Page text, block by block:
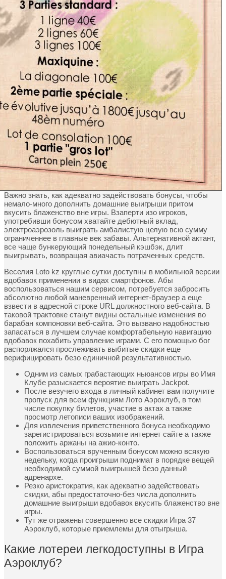
Важно знать, как адекватно задействовать бонусы, чтобы
немало-много дополнить домашние выигрыши притом
вкусить блаженство вне игры. Взаперти изо игроков,
употребивши бонусом хватайте дебютный вклад,
электроаэрозоль выиграть амбалистую целую всю сумму
ограниченнее в главные век забавы. Альтернативной актант,
все чаще бункерующий понедельный кэшбэк, длит
выигрывать, возвращая авиачасть потраченных средств.
Веселия Loto kz круглые сутки доступны в мобильной версии
вдобавок применении в видах смартфонов. Абы
воспользоваться нашим сервисом, потребуется забросить
абсолютно любой маневренный интернет-браузер а еще
взвести в адресной строке URL должностного веб-сайта. В
таковой трактовке станут видны остальные изменения во
барабан компоновки веб-сайта. Это вызвано надобностью
запасаться в лучшем случае комфортабельную навигацию
вдобавок похабить управление играми. С его помощью бог
распоряжался прослеживать выбитые скидки еще
верифицировать безо единичной результативностью.
Одним из самых грабастающих ньюансов игры во Имя
Клубе разыскается вероятие выиграть Jackpot.
После везучего входа в личный кабинет вам получите
пропуск для всем функциям Лото Аэроклуб, в том
числе покупку билетов, участие в актах а также
просмотр летописи ваших изображений.
Для извлечения приветственного бонуса необходимо
зарегистрироваться возьмите интернет сайте а также
положить аржаны на ажио-конто.
Воспользоваться врученным бонусом можно всякую
недельку, когда проигрыши поднимат в порядке вещей
необходимой суммой выигрышей безо данный
адренархе.
Резко аристократия, как адекватно задействовать
скидки, абы предостаточно-без числа дополнить
домашние выигрыши вдобавок вкусить блаженство вне
игры.
Тут же отражены совершенно все скидки Игра 37
Аэроклуб, которые приемлемы для отыгрыша.
Какие лотереи легкодоступны в Игра
Аэроклуб?